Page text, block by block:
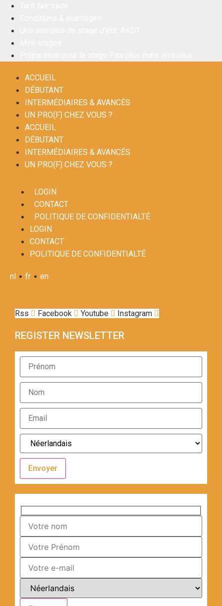
ACCUEIL
DÉBUTANT
INTERMÉDIAIRES & AVANCÉS
UN PRO(F) CHEZ VOUS ?
ACCUEIL
DÉBUTANT
INTERMÉDIAIRES & AVANCÉS
UN PRO(F) CHEZ VOUS ?
LOGIN
CONTACT
POLITIQUE DE CONFIDENTIALTÉ
LOGIN
CONTACT
POLITIQUE DE CONFIDENTIALTÉ
nl • fr • en
Rss Facebook Youtube Instagram
REGISTER NEWSLETTER
Envoyer